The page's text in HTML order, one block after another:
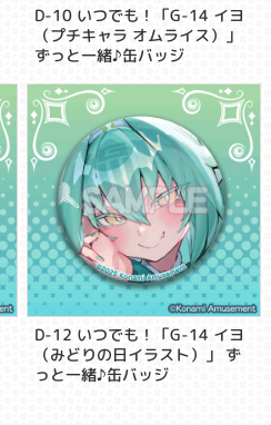
D-10 いつでも！「G-14 イヨ
（プチキャラ オムライス）」
ずっと一緒♪缶バッジ
D-12 いつでも！「G-14 イヨ
（みどりの日イラスト）」 ず
っと一緒♪缶バッジ